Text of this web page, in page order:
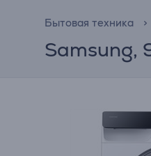
Бытовая техника
Samsung,